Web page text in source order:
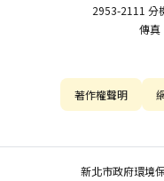
2953-2111
傳真
著作權聲明
新北市政府環境